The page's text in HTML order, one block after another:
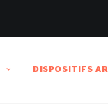
DISPOSITIFS